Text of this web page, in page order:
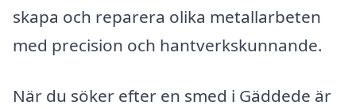
skapa och reparera olika metallarbeten
med precision och hantverkskunnande.
När du söker efter en smed i Gäddede är